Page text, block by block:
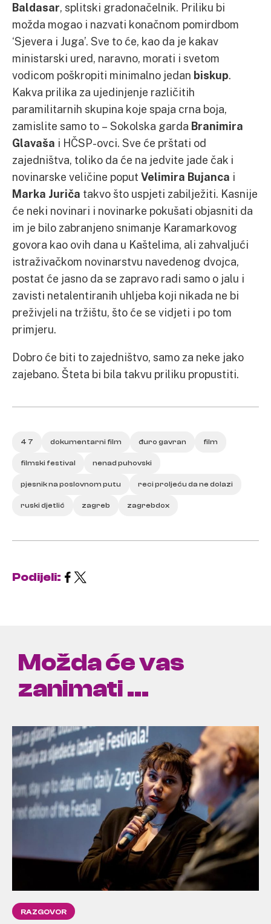
Baldasar, splitski gradonačelnik. Priliku bi
možda mogao i nazvati konačnom pomirdbom
‘Sjevera i Juga’. Sve to će, kao da je kakav
ministarski ured, naravno, morati i svetom
vodicom poškropiti minimalno jedan biskup.
Kakva prilika za ujedinjenje različitih
paramilitarnih skupina koje spaja crna boja,
zamislite samo to – Sokolska garda Branimira
Glavaša i HČSP-ovci. Sve će prštati od
zajedništva, toliko da će na jedvite jade čak i
novinarske veličine poput Velimira Bujanca i
Marka Juriča takvo što uspjeti zabilježiti. Kasnije
će neki novinari i novinarke pokušati objasniti da
im je bilo zabranjeno snimanje Karamarkovog
govora kao ovih dana u Kaštelima, ali zahvaljući
istraživačkom novinarstvu navedenog dvojca,
postat će jasno da se zapravo radi samo o jalu i
zavisti netalentiranih uhljeba koji nikada ne bi
preživjeli na tržištu, što će se vidjeti i po tom
primjeru.
Dobro će biti to zajedništvo, samo za neke jako
zajebano. Šteta bi bila takvu priliku propustiti.
4 7 dokumentarni film đuro gavran film
filmski festival nenad puhovski
pjesnik na poslovnom putu reci proljeću da ne dolazi
ruski djetlić zagreb zagrebdox
Podijeli:
Možda će vas
zanimati ...
RAZGOVOR